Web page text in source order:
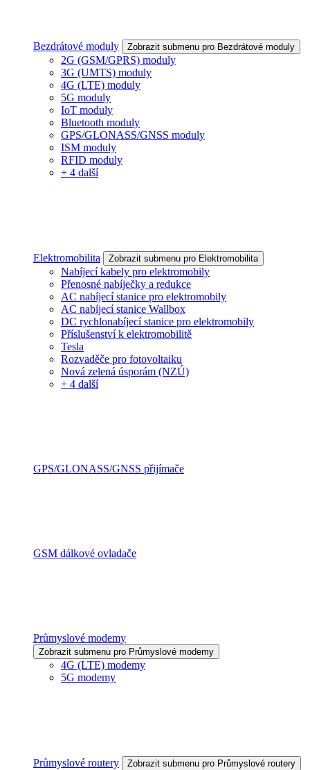
Bezdrátové moduly Zobrazit submenu pro Bezdrátové moduly
2G (GSM/GPRS) moduly
3G (UMTS) moduly
4G (LTE) moduly
5G moduly
IoT moduly
Bluetooth moduly
GPS/GLONASS/GNSS moduly
ISM moduly
RFID moduly
+ 4 další
Elektromobilita Zobrazit submenu pro Elektromobilita
Nabíjecí kabely pro elektromobily
Přenosné nabíječky a redukce
AC nabíjecí stanice pro elektromobily
AC nabíjecí stanice Wallbox
DC rychlonabíjecí stanice pro elektromobily
Příslušenství k elektromobilitě
Tesla
Rozvaděče pro fotovoltaiku
Nová zelená úsporám (NZÚ)
+ 4 další
GPS/GLONASS/GNSS přijímače
GSM dálkové ovladače
Průmyslové modemy
Zobrazit submenu pro Průmyslové modemy
4G (LTE) modemy
5G modemy
Průmyslové routery Zobrazit submenu pro Průmyslové routery